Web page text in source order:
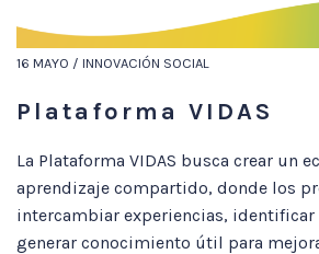
16 MAYO / INNOVACIÓN SOCIAL
Plataforma VIDAS
La Plataforma VIDAS busca crear un
aprendizaje compartido, donde los
intercambiar experiencias, identificar
generar conocimiento útil para